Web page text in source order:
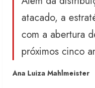
atacado, a
com a abertura
próximos cinco
Ana Luiza Mahlmeister